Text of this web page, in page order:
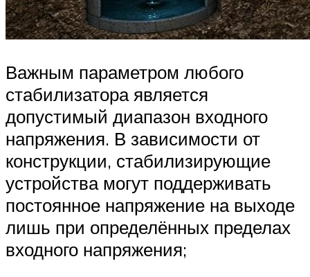
Важным параметром любого
стабилизатора является
допустимый диапазон входного
напряжения. В зависимости от
конструкции, стабилизирующие
устройства могут поддерживать
постоянное напряжение на выходе
лишь при определённых пределах
входного напряжения;